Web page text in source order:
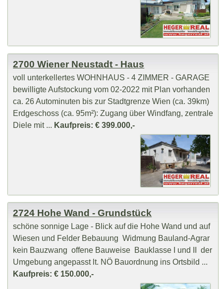
2700 Wiener Neustadt - Haus
voll unterkellertes WOHNHAUS - 4 ZIMMER - GARAGE
bewilligte Aufstockung vom 02-2022 mit Plan vorhanden
ca. 26 Autominuten bis zur Stadtgrenze Wien (ca. 39km)
Erdgeschoss (ca. 95m²): Zugang über Windfang, zentrale
Diele mit ... Kaufpreis: € 399.000,-
2724 Hohe Wand - Grundstück
schöne sonnige Lage - Blick auf die Hohe Wand und auf
Wiesen und Felder Bebauung Widmung Bauland-Agrar
kein Bauzwang offene Bauweise Bauklasse I und II der
Umgebung angepasst lt. NÖ Bauordnung ins Ortsbild ...
Kaufpreis: € 150.000,-